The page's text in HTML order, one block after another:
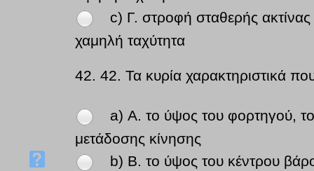
c) Γ. στροφή σταθερής
χαμηλή ταχύτητα
42. 42. Τα κυρία χαρακτηριστικά
a) Α. το ύψος του φορτηγού, το
μετάδοσης κίνησης
b) Β. το ύψος του κέντρου